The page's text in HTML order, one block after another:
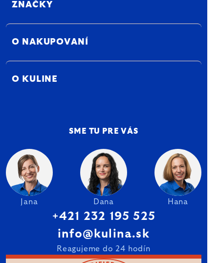
ZNAČKY
O NAKUPOVANÍ
O KULINE
SME TU PRE VÁS
Jana Dana Hana
+421 232 195 525
info@kulina.sk
Reagujeme do 24 hodín